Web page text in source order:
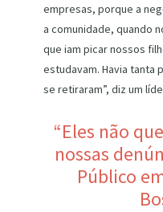
empresas, porque a
a comunidade, quando
que iam picar nossos
estudavam. Havia tanta
se retiraram”, diz um
“Eles não
nossas
Público